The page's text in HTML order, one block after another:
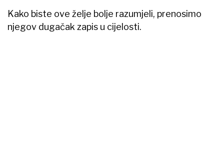
Kako biste ove želje bolje razumjeli, prenosimo
njegov dugačak zapis u cijelosti.